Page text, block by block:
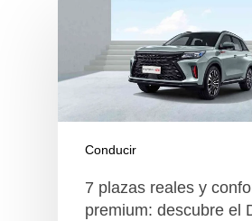
Conducir
7 plazas reales y
premium: descubre el